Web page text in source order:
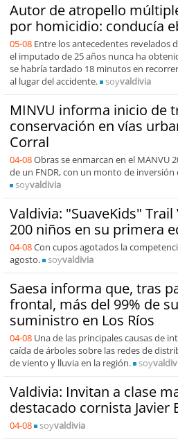
Autor de atropello
por homicidio: conducía
05-08 Entre los antecedentes revelados
el imputado de 25 años nunca ha
se habría tardado 18 minutos en
al lugar del accidente.
soyvaldivia
MINVU informa inicio de
conservación en vías
Corral
04-08Obras se enmarcan en el MANVU
de un FNDR, con un monto de inversión
soyvaldivia
Valdivia: "SuaveKids"
200 niños en su primera
04-08Con cupos agotados la
agosto.
soyvaldivia
Saesa informa que, tras
frontal, más del 99% de
suministro en Los Ríos
04-08 Una de las principales causas de
caída de árboles sobre las redes de
de viento y lluvia en la región.
soy
Valdivia: Invitan a clase
destacado cornista Javier
04-08 soyvaldivia